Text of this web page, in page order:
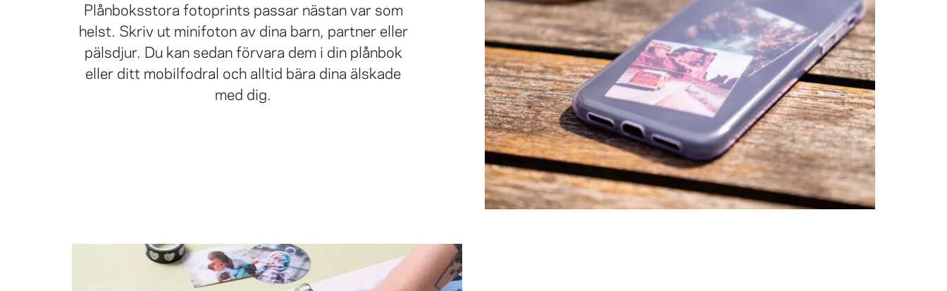
Plånboksstora fotoprints passar nästan var som
helst. Skriv ut minifoton av dina barn, partner eller
pälsdjur. Du kan sedan förvara dem i din plånbok
eller ditt mobilfodral och alltid bära dina älskade
med dig.